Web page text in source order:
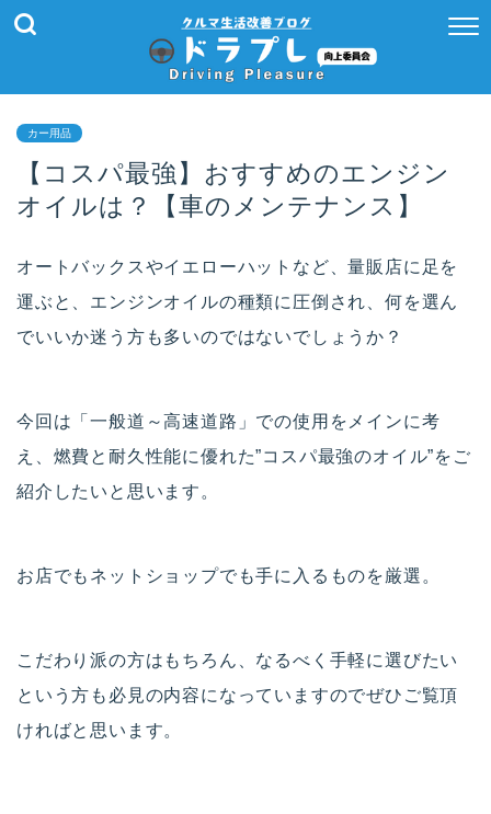
カー用品
【コスパ最強】おすすめのエンジン
オイルは？【車のメンテナンス】
オートバックスやイエローハットなど、量販店に足を
運ぶと、エンジンオイルの種類に圧倒され、何を選ん
でいいか迷う方も多いのではないでしょうか？
今回は「一般道～高速道路」での使用をメインに考
え、燃費と耐久性能に優れた”コスパ最強のオイル”をご
紹介したいと思います。
お店でもネットショップでも手に入るものを厳選。
こだわり派の方はもちろん、なるべく手軽に選びたい
という方も必見の内容になっていますのでぜひご覧頂
ければと思います。